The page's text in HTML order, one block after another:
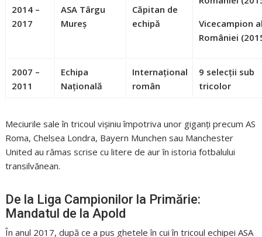
2014 –
2017
ASA Târgu
Mureș
Căpitan de
echipă
Vicecampion
României
2007 –
2011
Echipa
Națională
Internațional
român
9 selecții sub
tricolor
Meciurile sale în tricoul vișiniu împotriva unor giganți precum AS
Roma, Chelsea Londra, Bayern Munchen sau Manchester
United au rămas scrise cu litere de aur în istoria fotbalului
transilvănean.
De la Liga Campionilor la Primărie:
Mandatul de la Apold
În anul 2017, după ce a pus ghetele în cui în tricoul echipei ASA